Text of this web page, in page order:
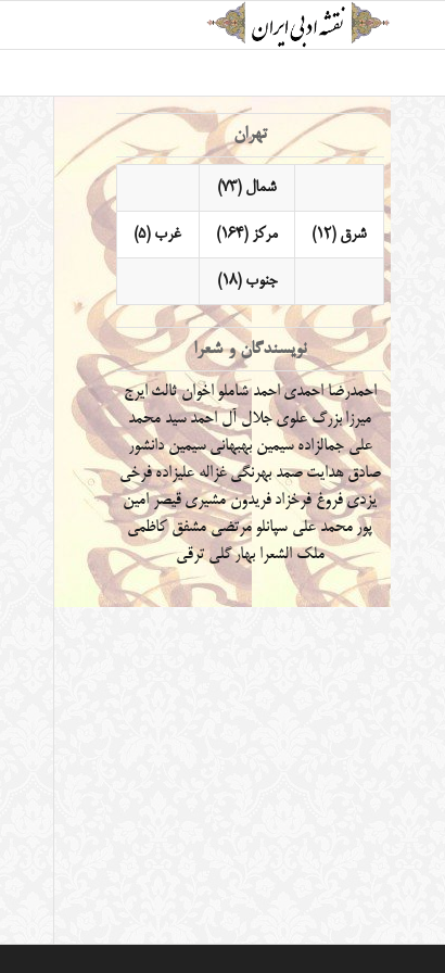
تهران
شمال (73)
شرق (12) مرکز (164) غرب (5)
جنوب (18)
نویسندگان و شعرا
احمدرضا احمدیاحمد شاملواخوان ثالث ایرج
میرزابزرگ علوی جلال آل احمد سید محمد
علی جمالزاده سیمین بهبهانیسیمین دانشور
صادق هدایتصمد بهرنگیغزاله علیزادهفرخی
یزدیفروغ فرخزاد فریدون مشیری قیصر امین
پور محمد علی سپانلو مرتضی مشفق کاظمی
ملک الشعرا بهارگلی ترقی